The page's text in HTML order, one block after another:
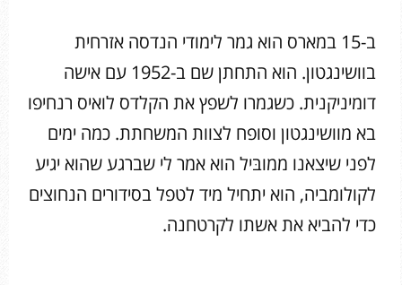
ב-15 במארס הוא גמר לימודי הנדסה אזרחית
בוושינגטון. הוא התחתן שם ב-1952 עם אישה
דומיניקנית. כשגמרו לשפץ את הקלדס לואיס רנחיפו
בא מוושינגטון וסופח לצוות המשחתת. כמה ימים
לפני שיצאנו ממובּיל הוא אמר לי שברגע שהוא יגיע
לקולומביה, הוא יתחיל מיד לטפל בסידורים הנחוצים
כדי להביא את אשתו לקרטחנה.